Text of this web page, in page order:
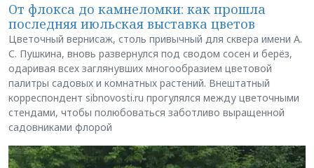
От флокса до камнеломки: как прошла
последняя июльская выставка цветов
Цветочный вернисаж, столь привычный для сквера имени А.
С. Пушкина, вновь развернулся под сводом сосен и берёз,
одаривая всех заглянувших многообразием цветовой
палитры садовых и комнатных растений. Внештатный
корреспондент sibnovosti.ru прогулялся между цветочными
стендами, чтобы полюбоваться заботливо выращенной
садовниками флорой